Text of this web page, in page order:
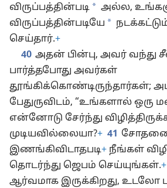
விருப்பத்தின்படி * அல்ல,
விருப்பத்தின்படியே *
செய்தார்.+
40 அதன் பின்பு, அவர் வந்து
பார்த்தபோது அவர்கள்
தூங்கிக்கொண்டிருந்தார்கள்;
பேதுருவிடம், “உங்களால் ஒரு
என்னோடு சேர்ந்து
முடியவில்லையா?+ 41
இணங்கிவிடாதபடி+ நீங்கள்
தொடர்ந்து ஜெபம் செய்யுங்கள்.+
ஆர்வமாக இருக்கிறது,